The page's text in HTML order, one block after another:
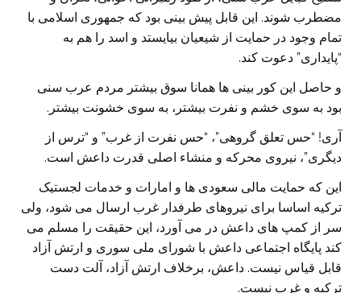
مضطرب شوند. این قابل پیش بینی بود که جمهوری اسلامی با
تمام وجود در حمایت از شیعیان بیایستد و اسد را هم به
“پایداری” دعوت کند.
و حاصل این کور بینی ها همانا سوق بیشتر مردم عرب سنی
بود به سوی خشم و نفرت بیشتر، به سوی خشونت بیشتر.
آری! “حس تعلق گروهی”، “حس نفرت از غرب” و “ترس از
دیگری”، نیروی محرکه و منشاء اصلی قدرت داعش است.
این که حمایت مالی سعودی ها و امارات و خدمات لجستیک
ترکیه اساسا برای نیروهای طرفدار غرب ارسال می شود، ولی
سر از کمپ های داعش در می آورد، این حقیقت را مسلم می
کند پایگاه اجتماعی داعش با شورای ملی سوری و ارتش آزاد
قابل قیاس نیست. داعش، برخلاف ارتش آزاد، آلت دست
ترکیه و غرب نیست.